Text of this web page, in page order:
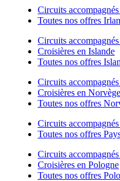
Circuits
Toutes nos offres
Circuits
Croisières en Islande
Toutes nos offres
Circuits
Croisières en Norvège
Toutes nos offres
Circuits
Toutes nos offres
Circuits
Croisières en Pologne
Toutes nos offres